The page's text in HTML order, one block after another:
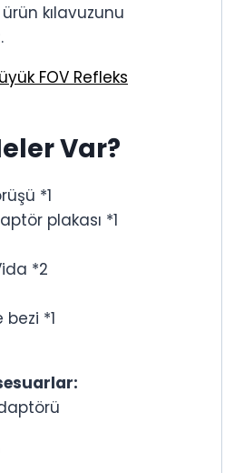
kılavuzunu
FOV Refleks
Var?
*1
plakası *1
*2
*1